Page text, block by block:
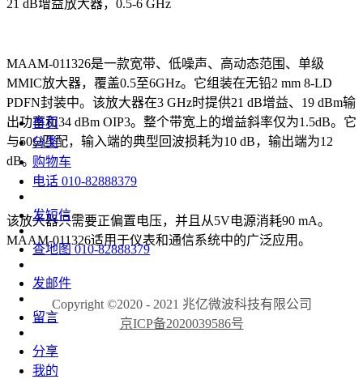
21 dB增益放大器，0.5-6 GHz
MAAM-011326是一款宽带、低噪声、高动态范围、单级
MMIC放大器，覆盖0.5至6GHz。它组装在无铅2 mm 8-LD
PDFN封装中。该放大器在3 GHz时提供21 dB增益、19 dBm输
出功率和34 dBm OIP3。整个带宽上的增益斜率仅为1.5dB。它
与50Ω匹配，输入端的典型回波损耗为10 dB，输出端为12
dB。
该放大器只需要正偏置电压，并且从5V电源消耗90 mA。
MAAM-011326适用于仪表和通信系统中的广泛应用。
Copyright ©2020 - 2021 兆亿微波科技有限公司
京ICP备2020039586号
首页
分类
购物车
电话 010-82888379
发短信
查地图 010-82888379
发邮件
留言
分享
我的